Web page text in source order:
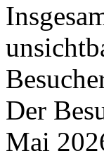
Der
Mai